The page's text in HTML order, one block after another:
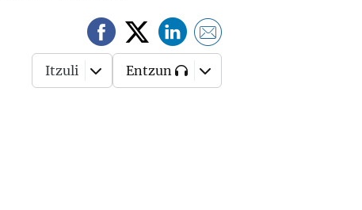
Itzuli Entzun